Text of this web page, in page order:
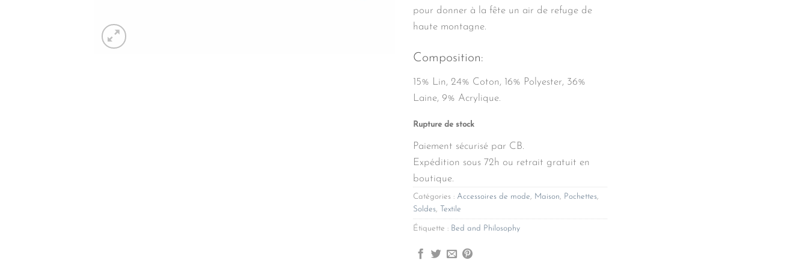
pour donner à la fête un air de refuge de
haute montagne.
Composition:
15% Lin, 24% Coton, 16% Polyester, 36%
Laine, 9% Acrylique.
Rupture de stock
Paiement sécurisé par CB.
Expédition sous 72h ou retrait gratuit en
boutique.
Catégories : Accessoires de mode, Maison, Pochettes,
Soldes, Textile
Étiquette : Bed and Philosophy